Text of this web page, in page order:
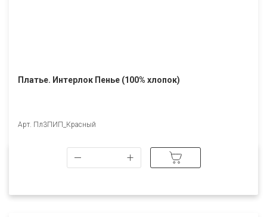
Платье. Интерлок Пенье (100% хлопок)
Арт. Пл3ПИП_Красный